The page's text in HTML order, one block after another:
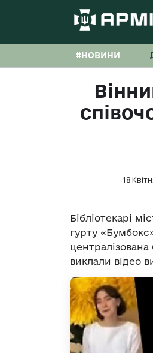
#НОВИНИ
18
Бібліотекарі
гурту
виклали відео